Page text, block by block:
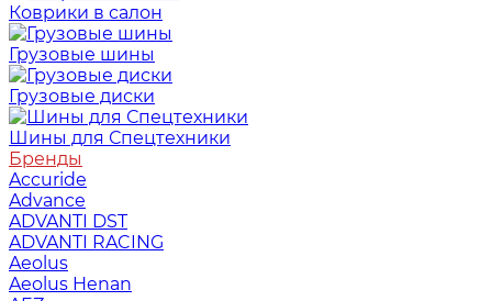
Коврики в салон
Грузовые шины
Грузовые диски
Шины для Спецтехники
Бренды
Accuride
Advance
ADVANTI DST
ADVANTI RACING
Aeolus
Aeolus Henan